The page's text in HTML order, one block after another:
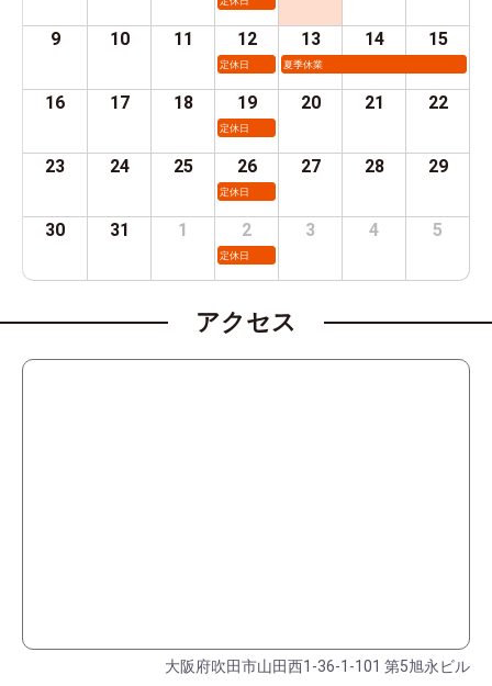
9 10 11 12
定休日
13
夏季休業
14 15
16 17 18 19
定休日
20 21 22
23 24 25 26
定休日
27 28 29
30 31 1 2
定休日
3 4 5
アクセス
大阪府吹田市山田西1-36-1-101 第5旭永ビル